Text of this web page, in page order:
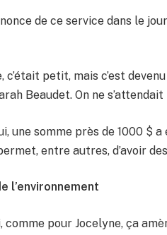
de ce service dans le
c’était petit, mais c’est
Beaudet. On ne s’attendait
une somme près de 1000 $
entre autres, d’avoir
l’environnement
comme pour Jocelyne, ça